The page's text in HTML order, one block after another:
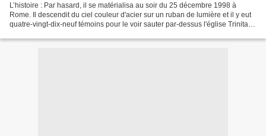
L’histoire : Par hasard, il se matérialisa au soir du 25 décembre 1998 à
Rome. Il descendit du ciel couleur d'acier sur un ruban de lumière et il y eut
quatre-vingt-dix-neuf témoins pour le voir sauter par-dessus l'église Trinita